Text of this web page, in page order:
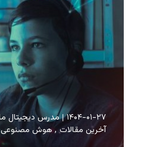
۱۴۰۴-۰۱-۲۷ مدرس دیجیتال
آخرین مقالات هوش مصنوعی